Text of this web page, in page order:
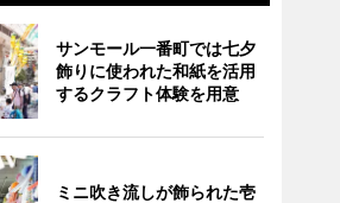
サンモール一番町では七夕
飾りに使われた和紙を活用
するクラフト体験を用意
ミニ吹き流しが飾られた壱